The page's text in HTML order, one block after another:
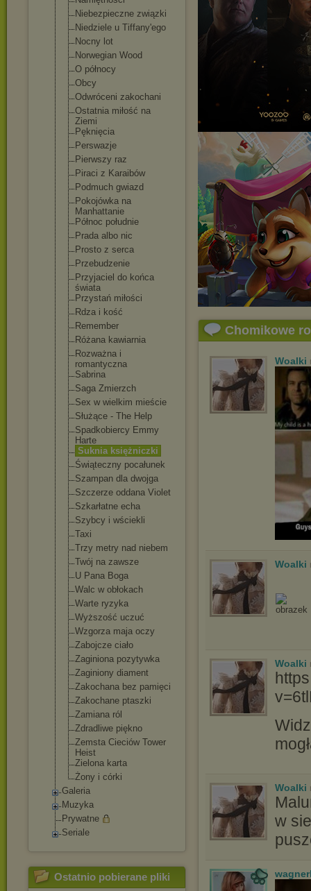
Niebezpieczne związki
Niedziele u Tiffany'ego
Nocny lot
Norwegian Wood
O północy
Obcy
Odwróceni zakochani
Ostatnia miłość na
Ziemi
Pęknięcia
Perswazje
Pierwszy raz
Piraci z Karaibów
Podmuch gwiazd
Pokojówka na
Manhattanie
Północ południe
Prada albo nic
Prosto z serca
Przebudzenie
Przyjaciel do końca
świata
Przystań miłości
Rdza i kość
Remember
Różana kawiarnia
Rozważna i
romantyczna
Sabrina
Saga Zmierzch
Sex w wielkim mieście
Służące - The Help
Spadkobiercy Emmy
Harte
Suknia księżniczki
Świąteczny pocałunek
Szampan dla dwojga
Szczerze oddana Violet
Szkarłatne echa
Szybcy i wściekli
Taxi
Trzy metry nad niebem
Twój na zawsze
U Pana Boga
Walc w obłokach
Warte ryzyka
Wyższość uczuć
Wzgorza maja oczy
Zabojcze ciało
Zaginiona pozytywka
Zaginiony diament
Zakochana bez pamięci
Zakochane ptaszki
Zamiana ról
Zdradliwe piękno
Zemsta Cieciów Tower
Heist
Zielona karta
Żony i córki
Galeria
Muzyka
Prywatne
Seriale
Ostatnio pobierane pliki
Chomikowe
Woalki
Woalki
Woalki
Woalki
w